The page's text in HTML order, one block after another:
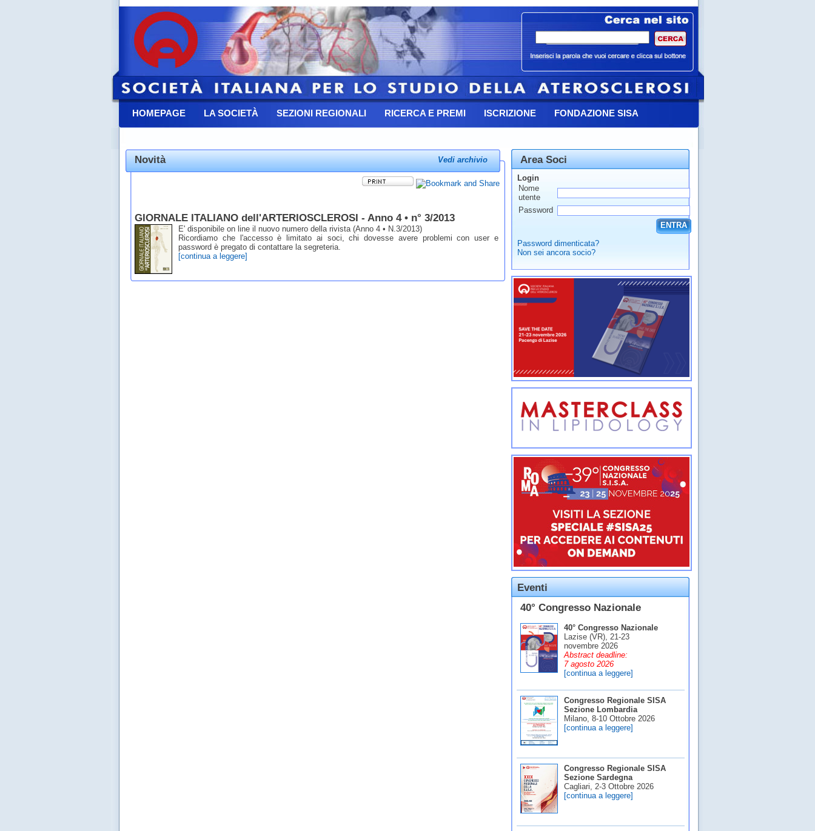
HOMEPAGE LA SOCIETÀ SEZIONI REGIONALI RICERCA E PREMI ISCRIZIONE FONDAZIONE SISA
Novità Vedi archivio
GIORNALE ITALIANO dell'ARTERIOSCLEROSI - Anno 4 • n° 3/2013
E' disponibile on line il nuovo numero della rivista (Anno 4 • N.3/2013)
Ricordiamo che l'accesso è limitato ai soci, chi dovesse avere problemi con user e
password è pregato di contattare la segreteria.
[continua a leggere]
Area Soci
Login
Nome
utente
Password
ENTRA
Password dimenticata?
Non sei ancora socio?
Eventi
40° Congresso Nazionale
40° Congresso Nazionale
Lazise (VR), 21-23
novembre 2026
Abstract deadline:
7 agosto 2026
[continua a leggere]
Congresso Regionale SISA
Sezione Lombardia
Milano, 8-10 Ottobre 2026
[continua a leggere]
Congresso Regionale SISA
Sezione Sardegna
Cagliari, 2-3 Ottobre 2026
[continua a leggere]